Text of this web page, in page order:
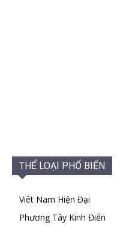
THỂ LOẠI PHỔ BIẾN
Viêt Nam Hiện Đại
Phương Tây Kinh Điển